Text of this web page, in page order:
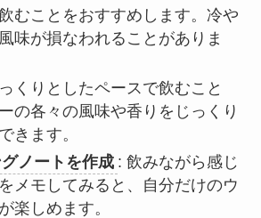
むことをおすすめします。冷や
味が損なわれることがありま
くりとしたペースで飲むこと
の各々の風味や香りをじっくり
きます。
ノートを作成 : 飲みながら感じ
メモしてみると、自分だけのウ
楽しめます。